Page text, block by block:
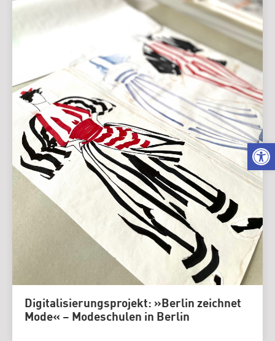
Digitalisierungsprojekt: »Berlin zeichnet
Mode« – Modeschulen in Berlin